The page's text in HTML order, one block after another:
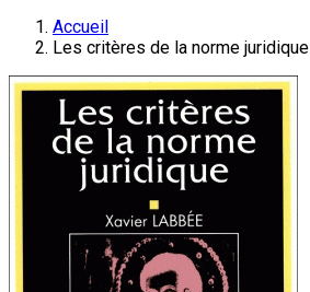
Accueil
Les critères de la norme juridique